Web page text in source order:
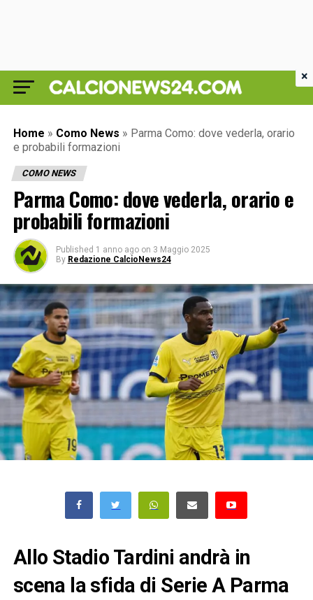
Home » Como News » Parma Como: dove vederla, orario
e probabili formazioni
COMO NEWS
Parma Como: dove vederla, orario e
probabili formazioni
Published 1 anno ago on 3 Maggio 2025
By Redazione CalcioNews24
Allo Stadio Tardini andrà in
scena la sfida di Serie A Parma
×